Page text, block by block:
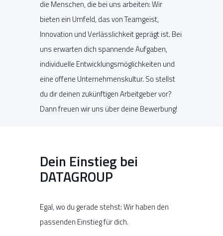
die Menschen, die bei uns arbeiten: Wir
bieten ein Umfeld, das von Teamgeist,
Innovation und Verlässlichkeit geprägt ist. Bei
uns erwarten dich spannende Aufgaben,
individuelle Entwicklungsmöglichkeiten und
eine offene Unternehmenskultur. So stellst
du dir deinen zukünftigen Arbeitgeber vor?
Dann freuen wir uns über deine Bewerbung!
Dein Einstieg bei
DATAGROUP
Egal, wo du gerade stehst: Wir haben den
passenden Einstieg für dich.